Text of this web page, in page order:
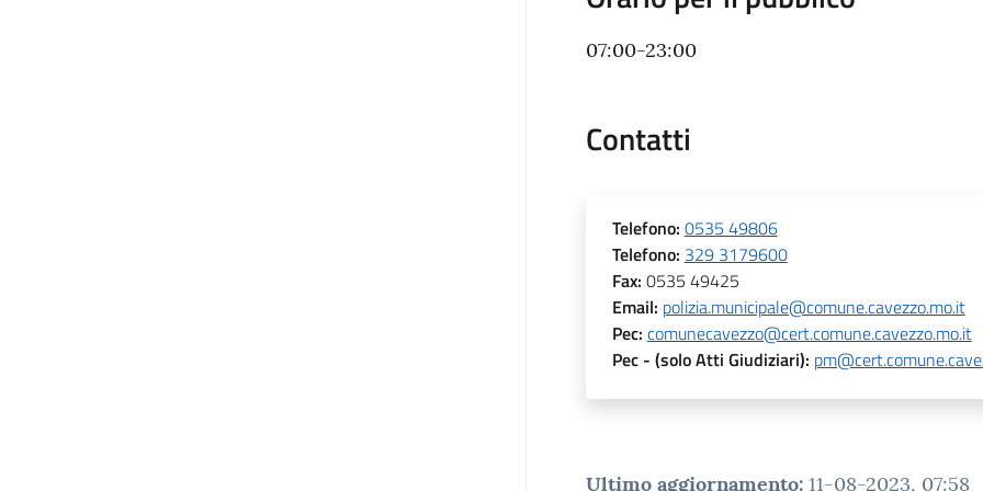
07:00-23:00
Contatti
Telefono: 0535 49806
Telefono: 329 3179600
Fax: 0535 49425
Email: polizia.municipale@comune.cavezzo.mo.it
Pec: comunecavezzo@cert.comune.cavezzo.mo.it
Pec- (solo Atti Giudiziari):
Ultimo aggiornamento: 11-08-2023, 07:58